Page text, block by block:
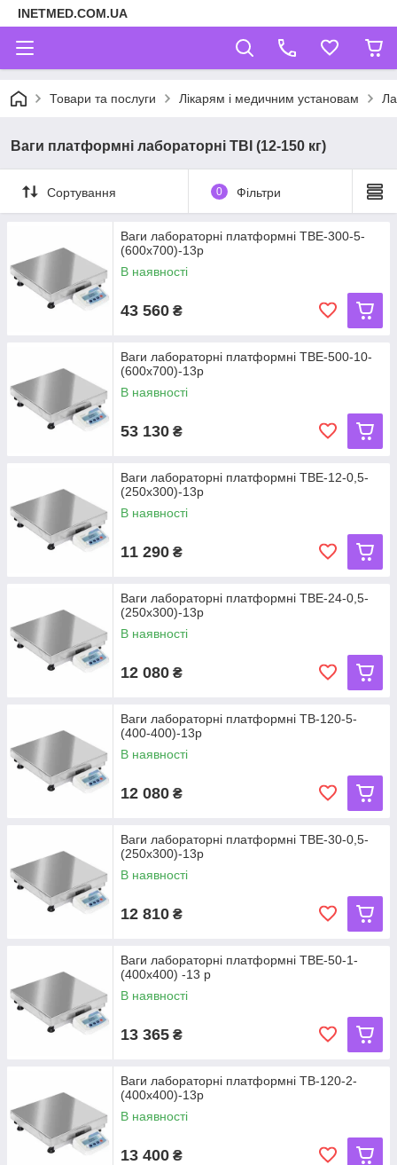
INETMED.COM.UA
Товари та послуги Лікарям і медичним установам
Ваги платформні лабораторні ТВІ (12-150 кг)
Сортування 0 Фільтри
Ваги лабораторні платформні ТВЕ-300-5-
(600х700)-13р
В наявності
43 560 ₴
Ваги лабораторні платформні ТВЕ-500-10-
(600х700)-13р
В наявності
53 130 ₴
Ваги лабораторні платформні ТВЕ-12-0,5-
(250х300)-13р
В наявності
11 290 ₴
Ваги лабораторні платформні ТВЕ-24-0,5-
(250х300)-13р
В наявності
12 080 ₴
Ваги лабораторні платформні ТВ-120-5-
(400-400)-13р
В наявності
12 080 ₴
Ваги лабораторні платформні ТВЕ-30-0,5-
(250х300)-13р
В наявності
12 810 ₴
Ваги лабораторні платформні ТВЕ-50-1-
(400х400) -13 р
В наявності
13 365 ₴
Ваги лабораторні платформні ТВ-120-2-
(400х400)-13р
В наявності
13 400 ₴